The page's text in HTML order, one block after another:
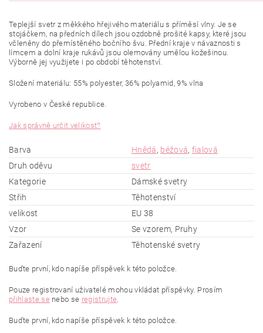
Teplejší svetr z měkkého hřejivého materiálu s příměsí vlny. Je se
stojáčkem, na předních dílech jsou ozdobně prošité kapsy, které jsou
včleněny do přemístěného bočního švu. Přední kraje v návaznosti s
límcem a dolní kraje rukávů jsou olemovány umělou kožešinou.
Výborně jej využijete i po období těhotenství.
Složení materiálu: 55% polyester, 36% polyamid, 9% vlna
Vyrobeno v České republice.
Jak správně určit velikost?
Barva Hnědá, béžová, fialová
Druh oděvu
svetr
Kategorie
Dámské svetry
Střih
Těhotenství
velikost
EU 38
Vzor
Se vzorem, Pruhy
Zařazení
Těhotenské svetry
Buďte první, kdo napíše příspěvek k této položce.
Pouze registrovaní uživatelé mohou vkládat příspěvky. Prosím
přihlaste senebo se registrujte.
Buďte první, kdo napíše příspěvek k této položce.